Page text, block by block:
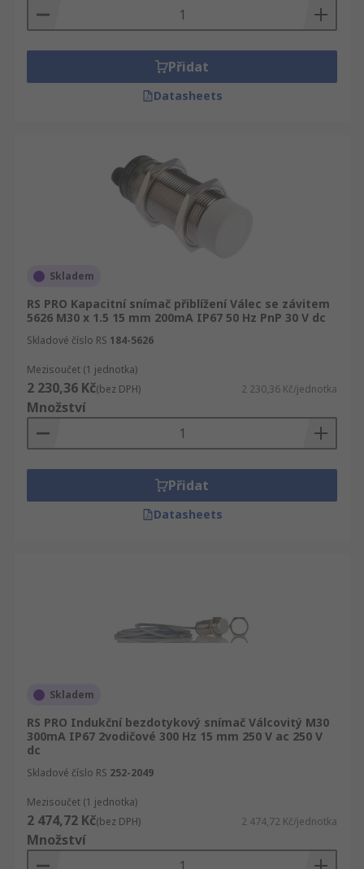
Přidat
Datasheets
Skladem
RS PRO Kapacitní snímač přiblížení Válec se závitem
5626 M30 x 1.5 15 mm 200mA IP67 50 Hz PnP 30 V dc
Skladové číslo RS 184-5626
Mezisoučet (1 jednotka)
2 230,36 Kč(bez DPH) 2 230,36 Kč/jednotka
Množství
Přidat
Datasheets
Skladem
RS PRO Indukční bezdotykový snímač Válcovitý M30
300mA IP67 2vodičové 300 Hz 15 mm 250 V ac 250 V
dc
Skladové číslo RS 252-2049
Mezisoučet (1 jednotka)
2 474,72 Kč(bez DPH) 2 474,72 Kč/jednotka
Množství